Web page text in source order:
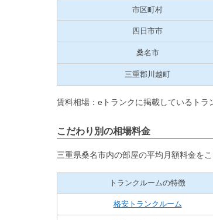
市区町村
四日市市
桑名市
三重郡川越町
賃料相場：eトランクに掲載しているト
こだわり別の相場料金
三重県桑名市内の部屋の平均月額料金を
トランクルームの特徴
格安トランクルーム